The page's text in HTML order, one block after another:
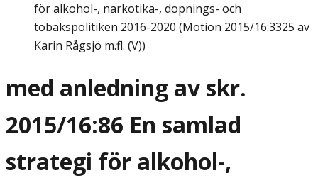
för alkohol-, narkotika-, dopnings- och
tobakspolitiken 2016-2020 (Motion 2015/16:3325 av
Karin Rågsjö m.fl. (V))
med anledning av skr.
2015/16:86 En samlad
strategi för alkohol-,